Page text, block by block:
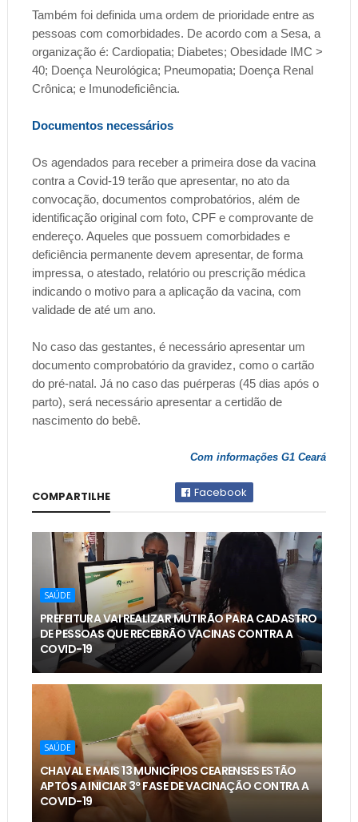
Também foi definida uma ordem de prioridade entre as
pessoas com comorbidades. De acordo com a Sesa, a
organização é: Cardiopatia; Diabetes; Obesidade IMC >
40; Doença Neurológica; Pneumopatia; Doença Renal
Crônica; e Imunodeficiência.
Documentos necessários
Os agendados para receber a primeira dose da vacina
contra a Covid-19 terão que apresentar, no ato da
convocação, documentos comprobatórios, além de
identificação original com foto, CPF e comprovante de
endereço. Aqueles que possuem comorbidades e
deficiência permanente devem apresentar, de forma
impressa, o atestado, relatório ou prescrição médica
indicando o motivo para a aplicação da vacina, com
validade de até um ano.
No caso das gestantes, é necessário apresentar um
documento comprobatório da gravidez, como o cartão
do pré-natal. Já no caso das puérperas (45 dias após o
parto), será necessário apresentar a certidão de
nascimento do bebê.
Com informações G1 Ceará
COMPARTILHE Facebook
SAÚDE
PREFEITURA VAI REALIZAR MUTIRÃO PARA CADASTRO
DE PESSOAS QUE RECEBRÃO VACINAS CONTRA A
COVID-19
SAÚDE
CHAVAL E MAIS 13 MUNICÍPIOS CEARENSES ESTÃO
APTOS A INICIAR 3º FASE DE VACINAÇÃO CONTRA A
COVID-19